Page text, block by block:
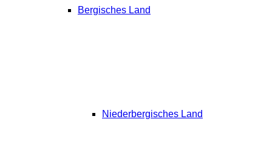
Bergisches Land
Niederbergisches Land